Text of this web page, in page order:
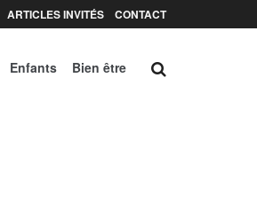
ARTICLES INVITÉS CONTACT
Enfants Bien être